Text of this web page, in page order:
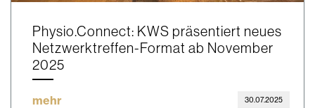
Physio.Connect: KWS präsentiert neues
Netzwerktreffen-Format ab November
2025
mehr 30.07.2025